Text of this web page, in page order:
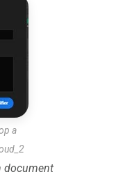
a
document